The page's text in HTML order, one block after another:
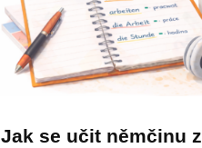
Jak se učit němčinu z